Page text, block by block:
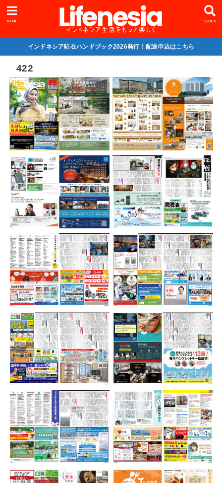
SEARCH
MENU
インドネシア駐在ハンドブック2026発行！配送申込はこちら
422